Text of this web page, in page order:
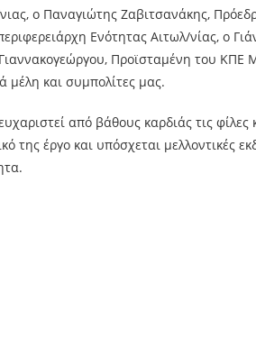
ο Παναγιώτης Ζαβιτσανάκης,
Ενότητας Αιτωλ/νίας, ο
Προϊσταμένη του ΚΠΕ
μέλη και συμπολίτες μας.
από βάθους καρδιάς τις
της έργο και υπόσχεται μελλοντικές